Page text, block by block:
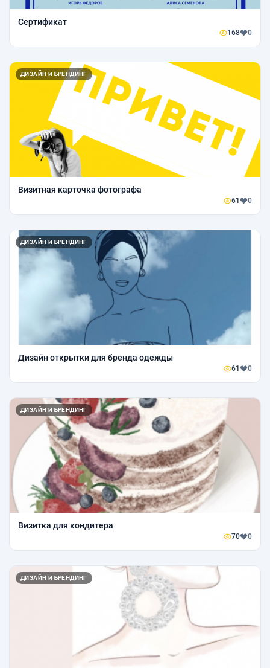
Сертификат
168 0
ДИЗАЙН И БРЕНДИНГ
Визитная карточка фотографа
61 0
ДИЗАЙН И БРЕНДИНГ
Дизайн открытки для бренда одежды
61 0
ДИЗАЙН И БРЕНДИНГ
Визитка для кондитера
70 0
ДИЗАЙН И БРЕНДИНГ